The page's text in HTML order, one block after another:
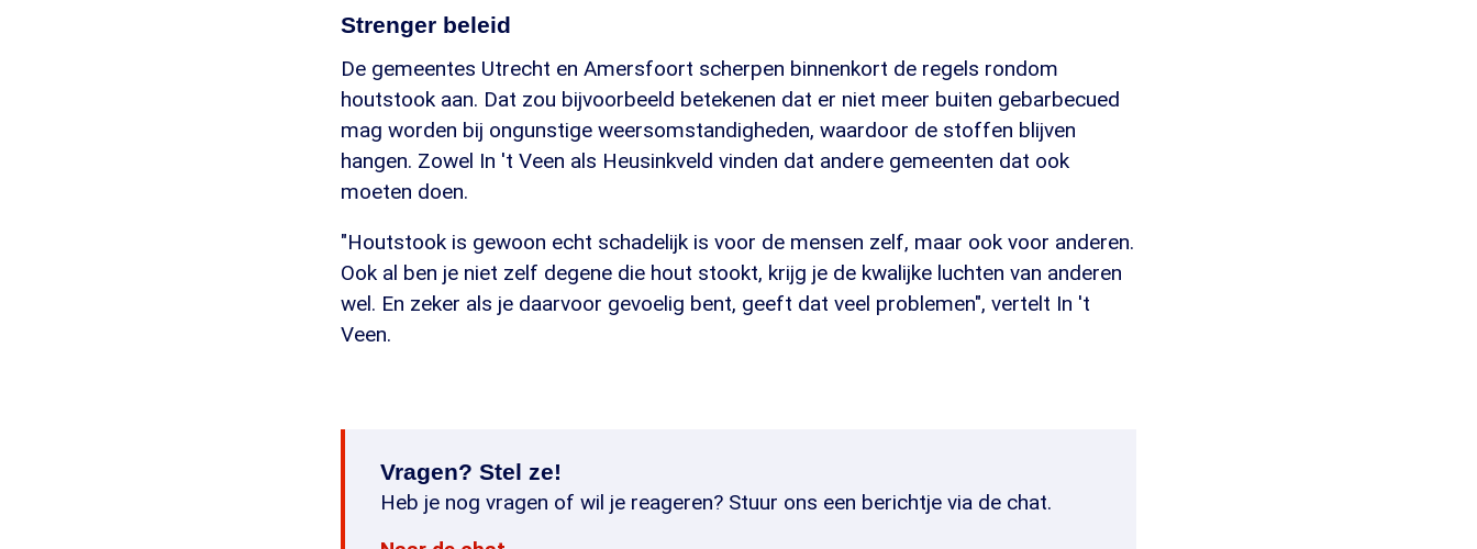
Strenger beleid
De gemeentes Utrecht en Amersfoort scherpen binnenkort de regels rondom
houtstook aan. Dat zou bijvoorbeeld betekenen dat er niet meer buiten gebarbecued
mag worden bij ongunstige weersomstandigheden, waardoor de stoffen blijven
hangen. Zowel In 't Veen als Heusinkveld vinden dat andere gemeenten dat ook
moeten doen.
"Houtstook is gewoon echt schadelijk is voor de mensen zelf, maar ook voor anderen.
Ook al ben je niet zelf degene die hout stookt, krijg je de kwalijke luchten van anderen
wel. En zeker als je daarvoor gevoelig bent, geeft dat veel problemen", vertelt In 't
Veen.
Vragen? Stel ze!
Heb je nog vragen of wil je reageren? Stuur ons een berichtje via de chat.